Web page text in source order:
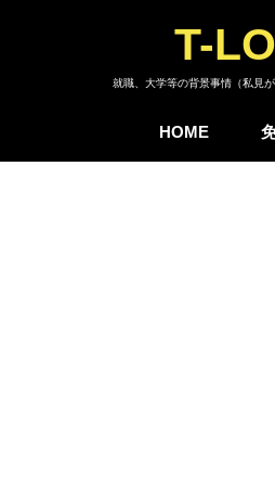
T-
就職、大学等の背景事情（私見が
HOME